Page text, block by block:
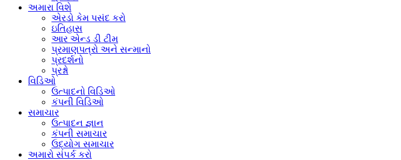
અમારા વિશે
એરડો કેમ પસંદ કરો
ઇતિહાસ
આર એન્ડ ડી ટીમ
પ્રમાણપત્રો અને સન્માનો
પ્રદર્શનો
પ્રશ્નો
વિડિઓ
ઉત્પાદનો વિડિઓ
કંપની વિડિઓ
સમાચાર
ઉત્પાદન જ્ઞાન
કંપની સમાચાર
ઉદ્યોગ સમાચાર
અમારો સંપર્ક કરો